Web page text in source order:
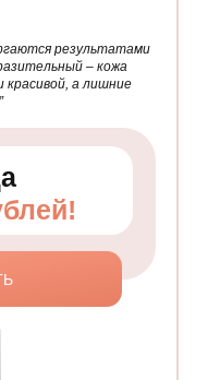
результатами
– кожа
красивой, а лишние